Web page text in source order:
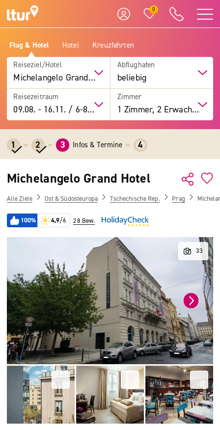
0
Flug & Hotel Hotel Kreuzfahrten
Reiseziel/Hotel
Michelangelo Grand Hotel
Abflughafen
beliebig
Reisezeitraum
09.08. -16.11. / 6-8 Tage
Zimmer
1 Zimmer, 2 Erwachsene
1 2 3 Infos & Termine 4
Michelangelo Grand Hotel
Alle Ziele Ost & Südosteuropa Tschechische Rep. Prag
100% 4,9/6 28 Bew.